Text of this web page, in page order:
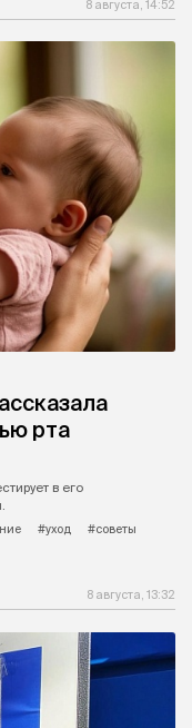
8 августа, 14:52
рта
в его
#уход
#советы
8 августа, 13:32